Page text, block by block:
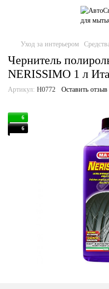
Уход за интерьером
Чернитель
NERISSIMO 1 л
Артикул: H0772 Оставить отзыв
6
6